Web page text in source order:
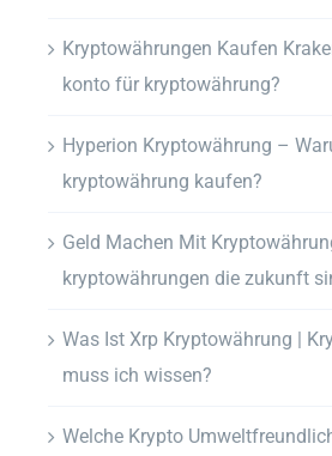
Kryptowährungen Kaufen
konto für kryptowährung?
Hyperion Kryptowährung –
kryptowährung kaufen?
Geld Machen Mit
kryptowährungen die zukunft
Was Ist Xrp Kryptowährung |
muss ich wissen?
Welche Krypto